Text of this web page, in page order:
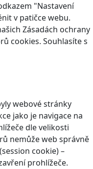
"Nastavení
v patičce webu.
Zásadách ochrany
cookies. Souhlasíte s
webové stránky
jako je navigace na
dle velikosti
nemůže web správně
cookie) –
prohlížeče.